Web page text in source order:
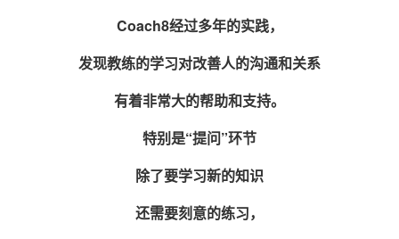
Coach8经过多年的实践，
发现教练的学习对改善人的沟通和关系
有着非常大的帮助和支持。
特别是“提问”环节
除了要学习新的知识
还需要刻意的练习，